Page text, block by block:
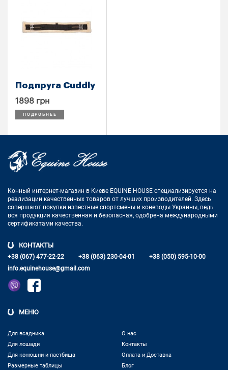
Подпруга Cuddly
1898 грн
ПОДРОБНЕЕ
Конный интернет-магазин в Киеве EQUINE HOUSE специализируется на
реализации качественных товаров от лучших производителей. Здесь
совершают покупки известные спортсмены и коневоды Украины, ведь
вся продукция качественная и безопасная, одобрена международными
сертификатами качества.
КОНТАКТЫ
+38 (067) 477-22-22 +38 (063) 230-04-01
+38 (050) 595-10-00
info.equinehouse@gmail.com
МЕНЮ
Для всадника
Для лошади
Для конюшни и пастбища
Размерные таблицы
О нас
Контакты
Оплата и Доставка
Блог